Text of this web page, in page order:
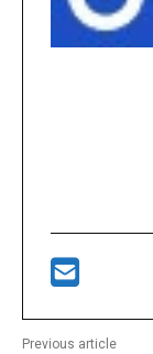
Previous article